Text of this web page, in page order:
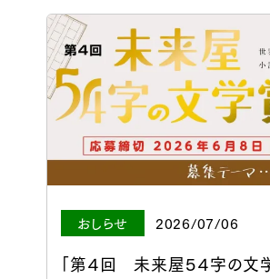
おしらせ 2026/07/06
「第４回 未来屋５４字の文